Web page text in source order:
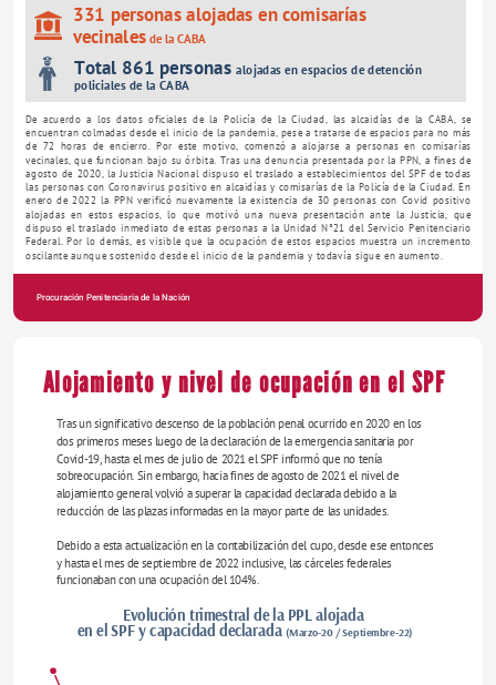
331 personas alojadas en comisarías
vecinales de la CABA
Total 861 personas alojadas en espacios de detención
policiales de la CABA
De acuerdo a los datos oficiales de la Policía de la Ciudad, las alcaidías de la CABA, se
encuentran colmadas desde el inicio de la pandemia, pese a tratarse de espacios para no más
de 72 horas de encierro. Por este motivo, comenzó a alojarse a personas en comisarías
vecinales, que funcionan bajo su órbita. Tras una denuncia presentada por la PPN, a fines de
agosto de 2020, la Justicia Nacional dispuso el traslado a establecimientos del SPF de todas
las personas con Coronavirus positivo en alcaidías y comisarías de la Policía de la Ciudad. En
enero de 2022 la PPN verificó nuevamente la existencia de 30 personas con Covid positivo
alojadas en estos espacios, lo que motivó una nueva presentación ante la Justicia, que
dispuso el traslado inmediato de estas personas a la Unidad N°21 del Servicio Penitenciario
Federal. Por lo demás, es visible que la ocupación de estos espacios muestra un incremento
oscilante aunque sostenido desde el inicio de la pandemia y todavía sigue en aumento.
Procuración Penitenciaria de la Nación
Alojamiento y nivel de ocupación en el SPF
Tras un significativo descenso de la población penal ocurrido en 2020 en los
dos primeros meses luego de la declaración de la emergencia sanitaria por
Covid-19, hasta el mes de julio de 2021 el SPF informó que no tenía
sobreocupación. Sin embargo, hacia fines de agosto de 2021 el nivel de
alojamiento general volvió a superar la capacidad declarada debido a la
reducción de las plazas informadas en la mayor parte de las unidades.
Debido a esta actualización en la contabilización del cupo, desde ese entonces
y hasta el mes de septiembre de 2022 inclusive, las cárceles federales
funcionaban con una ocupación del 104%.
Evolución trimestral de la PPL alojada
en el SPF y capacidad declarada (Marzo-20 / Septiembre-22)